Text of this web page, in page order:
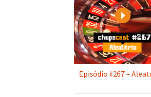
Play
Episódio #267 –